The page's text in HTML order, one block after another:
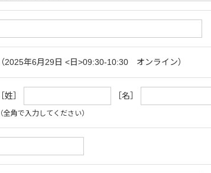
（2025年6月29日 <日>09:30-10:30 オンライン）
［姓］ ［名］
（全角で入力してください）